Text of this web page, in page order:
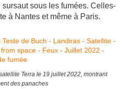
sous les fumées. Celles-
à Nantes et même à Paris.
Terra le 19 juillet 2022, montrant
des panaches